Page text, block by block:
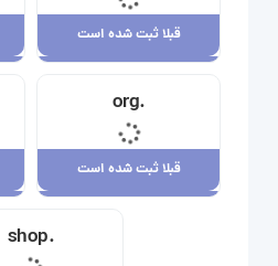
قبلا ثبت شده است
23,710,000 ریال
.org
قبلا ثبت شده است
.shop